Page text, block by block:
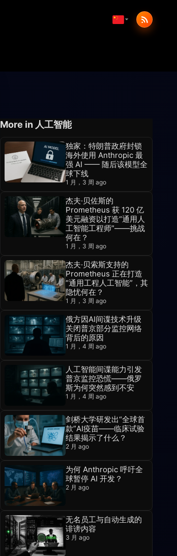
More in 人工智能
独家：特朗普政府封锁
海外使用 Anthropic 最
强 AI —— 随后该模型全
球下线
1 月，3 周 ago
杰夫·贝佐斯的
Prometheus 获 120 亿
美元融资以打造“通用人
工智能工程师”——挑战
何在？
1 月，3 周 ago
杰夫·贝索斯支持的
Prometheus 正在打造
“通用工程人工智能”，其
隐忧何在？
1 月，3 周 ago
俄方因AI间谍技术升级
关闭普京部分监控网络
背后的原因
1 月，4 周 ago
人工智能间谍能力引发
普京监控恐慌——俄罗
斯为何突然感到不安
1 月，4 周 ago
剑桥大学研发出“全球首
款”AI疫苗——临床试验
结果揭示了什么？
2 月 ago
为何 Anthropic 呼吁全
球暂停 AI 开发？
2 月 ago
无名员工与自动生成的
诽谤内容
3 月 ago